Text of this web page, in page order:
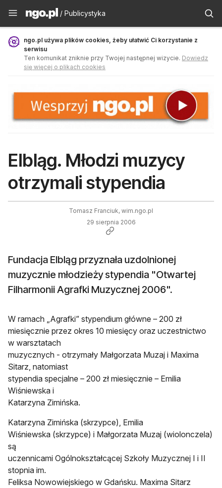
Publicystyka - ngo.pl
/ Publicystyka
ngo.pl używa plików cookies, żeby ułatwić Ci korzystanie z
serwisu
Ten komunikat zniknie przy Twojej następnej wizycie. Dowiedz
się więcej o plikach cookies
Elbląg. Młodzi muzycy
otrzymali stypendia
Tomasz Franciuk, wim.ngo.pl
29 sierpnia 2006
Fundacja Elbląg przyznała uzdolnionej
muzycznie młodzieży stypendia "Otwartej
Filharmonii Agrafki Muzycznej 2006".
W ramach „Agrafki” stypendium główne – 200 zł
miesięcznie przez okres 10 miesięcy oraz uczestnictwo
w warsztatach
muzycznych - otrzymały Małgorzata Muzaj i Maxima
Sitarz, natomiast
stypendia specjalne – 200 zł miesięcznie – Emilia
Wiśniewska i
Katarzyna Zimińska.
Katarzyna Zimińska (skrzypce), Emilia
Wiśniewska (skrzypce) i Małgorzata Muzaj (wiolonczela)
są
uczennicami Ogólnokształcącej Szkoły Muzycznej I i II
stopnia im.
Feliksa Nowowiejskiego w Gdańsku. Maxima Sitarz